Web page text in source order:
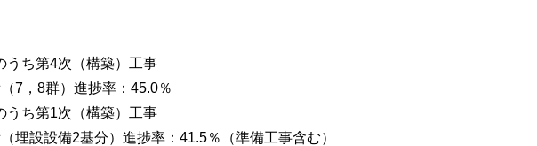
うち第4次（構築）工事
7，8群）進捗率：45.0％
うち第1次（構築）工事
埋設設備2基分）進捗率：41.5％（準備工事含む）